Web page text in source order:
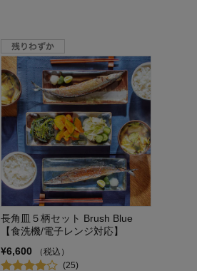
長角皿５柄セット Brush Blue
【食洗機/電子レンジ対応】
¥6,600
（税込）
(25)